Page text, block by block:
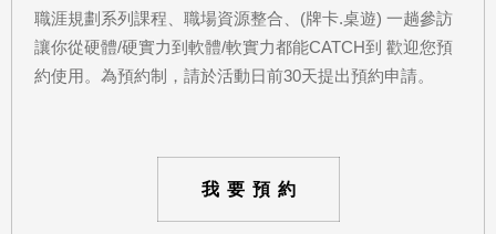
職涯規劃系列課程、職場資源整合、(牌卡.桌遊) 一趟參訪
讓你從硬體/硬實力到軟體/軟實力都能CATCH到 歡迎您預
約使用。為預約制，請於活動日前30天提出預約申請。
我要預約